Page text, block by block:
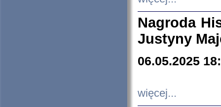
Nagroda
Justyny
06.05.2025
więcej...